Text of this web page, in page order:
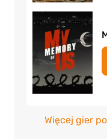
Więcej gier